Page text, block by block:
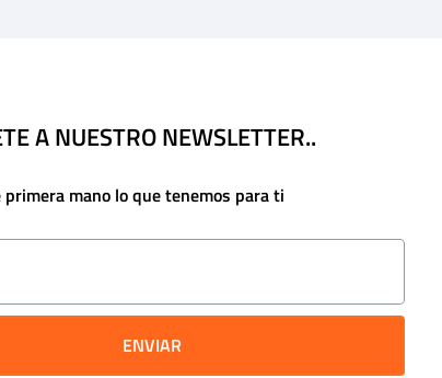
A NUESTRO NEWSLETTER..
mano lo que tenemos para ti
ENVIAR